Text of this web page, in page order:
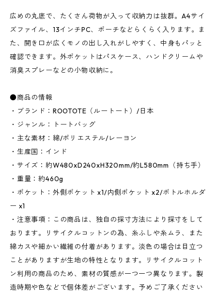
広めの丸底で、たくさん荷物が入って収納力は抜群。A4サイ
ズファイル、13インチPC、ポーチなどらくらく入ります。ま
た、開き口が広くモノの出し入れがしやすく、中身もパッと
確認できます。外ポケットはパスケース、ハンドクリームや
消臭スプレーなどの小物収納に。
●商品の情報
・ブランド：ROOTOTE（ルートート）/日本
・ジャンル：トートバッグ
・主な素材：綿/ポリエステル/レーヨン
・生産国：インド
・サイズ：約W480xD240xH320mm/約L580mm（持ち手）
・重量：約460g
・ポケット：外側ポケット x1/内側ポケット x2/ボトルホルダ
ー x1
・注意事項：この商品は、独自の採寸方法により採寸をして
おります。リサイクルコットンの為、糸ふしや糸ムラ、また
綿カスや細かい繊維の付着があります。淡色の場合は目立つ
ことがありますが生地の特性となります。リサイクルコット
ン利用の商品のため、素材の質感が一つ一つ異なります。製
造時期や色などで個体差がございます。予めご了承ください